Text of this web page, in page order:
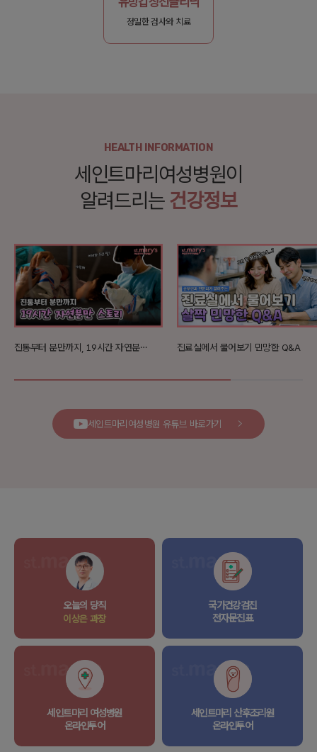
정밀한 검사와 치료
HEALTH INFORMATION
세인트마리여성병원이
알려드리는 건강정보
진통부터 분만까지, 19시간 자연분만 스토리 진료실에서 물어보기 민망한 Q&A
세인트마리여성병원 유튜브 바로가기
오늘의 당직
이상은 과장
국가건강검진
전자문진표
세인트마리 여성병원
온라인투어
세인트마리 산후조리원
온라인투어